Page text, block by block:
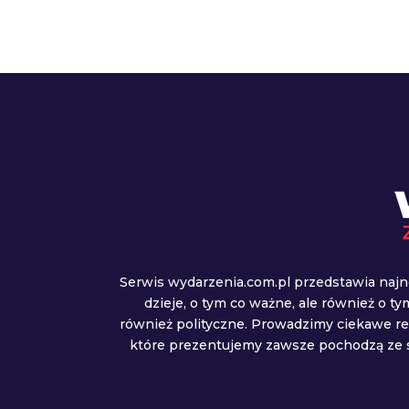
Serwis wydarzenia.com.pl przedstawia
dzieje, o tym co ważne, ale również o
również polityczne. Prowadzimy ciekawe
które prezentujemy zawsze pochodzą ze